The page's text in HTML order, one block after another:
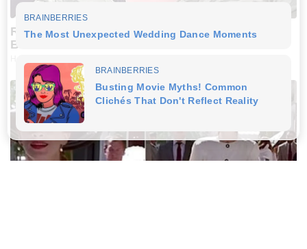
Remember Honey Boo Boo? Better To Sit Down
Before You See Her Now